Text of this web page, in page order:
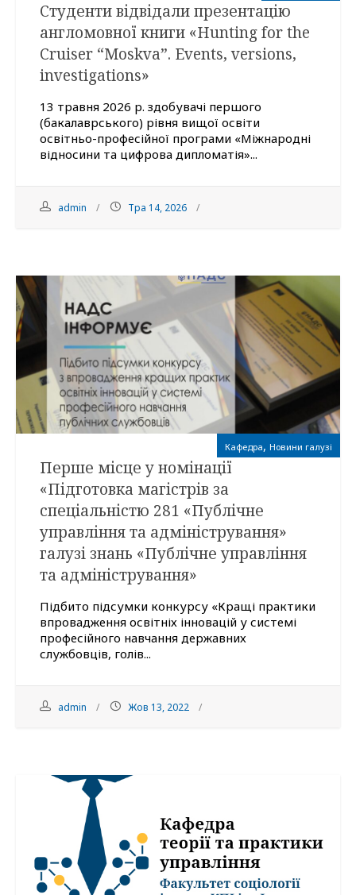
Студенти відвідали презентацію
англомовної книги «Hunting for the
Cruiser “Moskva”. Events, versions,
investigations»
13 травня 2026 р. здобувачі першого
(бакалаврського) рівня вищої освіти
освітньо-професійної програми «Міжнародні
відносини та цифрова дипломатія»...
admin Тра 14, 2026
Кафедра, Новини галузі
Перше місце у номінації
«Підготовка магістрів за
спеціальністю 281 «Публічне
управління та адміністрування»
галузі знань «Публічне управління
та адміністрування»
Підбито підсумки конкурсу «Кращі практики
впровадження освітніх інновацій у системі
професійного навчання державних
службовців, голів...
admin Жов 13, 2022